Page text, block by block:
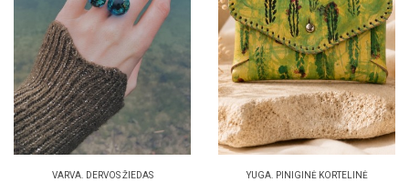
VARVA. DERVOS ŽIEDAS
YUGA. PINIGINĖ KORTELINĖ